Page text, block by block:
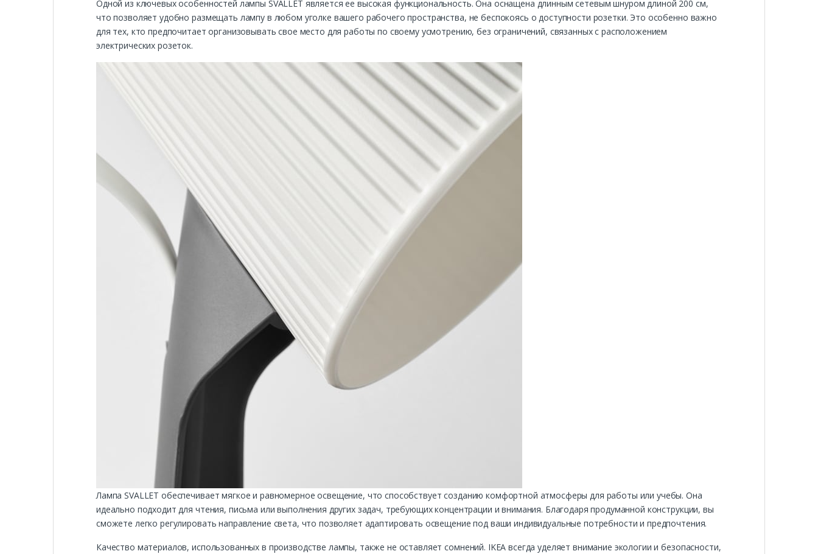
Одной из ключевых особенностей лампы SVALLET является ее высокая функциональность. Она оснащена длинным сетевым шнуром длиной 200 см,
что позволяет удобно размещать лампу в любом уголке вашего рабочего пространства, не беспокоясь о доступности розетки. Это особенно важно
для тех, кто предпочитает организовывать свое место для работы по своему усмотрению, без ограничений, связанных с расположением
электрических розеток.
Лампа SVALLET обеспечивает мягкое и равномерное освещение, что способствует созданию комфортной атмосферы для работы или учебы. Она
идеально подходит для чтения, письма или выполнения других задач, требующих концентрации и внимания. Благодаря продуманной конструкции, вы
сможете легко регулировать направление света, что позволяет адаптировать освещение под ваши индивидуальные потребности и предпочтения.
Качество материалов, использованных в производстве лампы, также не оставляет сомнений. IKEA всегда уделяет внимание экологии и безопасности,